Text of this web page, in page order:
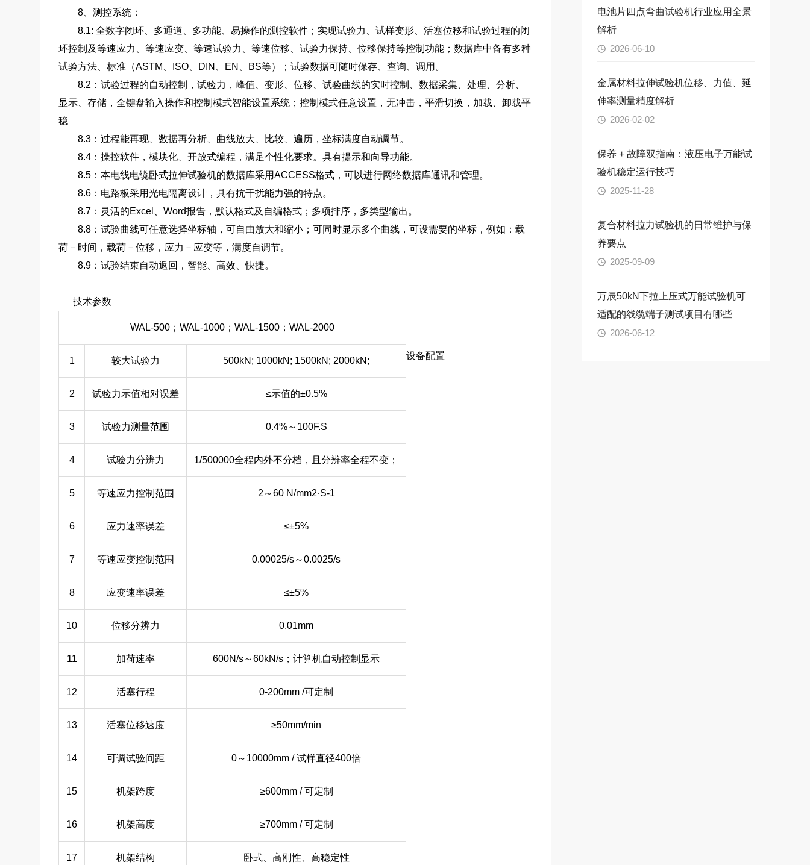
8、测控系统：
8.1: 全数字闭环、多通道、多功能、易操作的测控软件；实现试验力、试样变形、活塞位移和试验过程的闭
环控制及等速应力、等速应变、等速试验力、等速位移、试验力保持、位移保持等控制功能；数据库中备有多种
试验方法、标准（ASTM、ISO、DIN、EN、BS等）；试验数据可随时保存、查询、调用。
8.2：试验过程的自动控制，试验力，峰值、变形、位移、试验曲线的实时控制、数据采集、处理、分析、
显示、存储，全键盘输入操作和控制模式智能设置系统；控制模式任意设置，无冲击，平滑切换，加载、卸载平
稳
8.3：过程能再现、数据再分析、曲线放大、比较、遍历，坐标满度自动调节。
8.4：操控软件，模块化、开放式编程，满足个性化要求。具有提示和向导功能。
8.5：本电线电缆卧式拉伸试验机的数据库采用ACCESS格式，可以进行网络数据库通讯和管理。
8.6：电路板采用光电隔离设计，具有抗干扰能力强的特点。
8.7：灵活的Excel、Word报告，默认格式及自编格式；多项排序，多类型输出。
8.8：试验曲线可任意选择坐标轴，可自由放大和缩小；可同时显示多个曲线，可设需要的坐标，例如：载
荷－时间，载荷－位移，应力－应变等，满度自调节。
8.9：试验结束自动返回，智能、高效、快捷。
技术参数
WAL-500；WAL-1000；WAL-1500；WAL-2000
1 较大试验力 500kN; 1000kN; 1500kN; 2000kN;
2 试验力示值相对误差 ≤示值的±0.5%
3 试验力测量范围 0.4%～100F.S
4 试验力分辨力 1/500000全程内外不分档，且分辨率全程不变；
5 等速应力控制范围 2～60 N/mm2·S-1
6 应力速率误差 ≤±5%
7 等速应变控制范围 0.00025/s～0.0025/s
8 应变速率误差 ≤±5%
10 位移分辨力 0.01mm
11 加荷速率 600N/s～60kN/s；计算机自动控制显示
12 活塞行程 0-200mm /可定制
13 活塞位移速度 ≥50mm/min
14 可调试验间距 0～10000mm / 试样直径400倍
15 机架跨度 ≥600mm / 可定制
16 机架高度 ≥700mm / 可定制
17 机架结构 卧式、高刚性、高稳定性
设备配置
电池片四点弯曲试验机行业应用全景
解析
2026-06-10
金属材料拉伸试验机位移、力值、延
伸率测量精度解析
2026-02-02
保养 + 故障双指南：液压电子万能试
验机稳定运行技巧
2025-11-28
复合材料拉力试验机的日常维护与保
养要点
2025-09-09
万辰50kN下拉上压式万能试验机可
适配的线缆端子测试项目有哪些
2026-06-12